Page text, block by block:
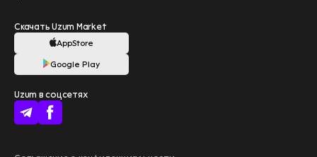
Скачать Uzum Market
AppStore
Google Play
Uzum в соцсетях
Больше выгоды
Помогите нам
стать лучше –
пройдите опрос